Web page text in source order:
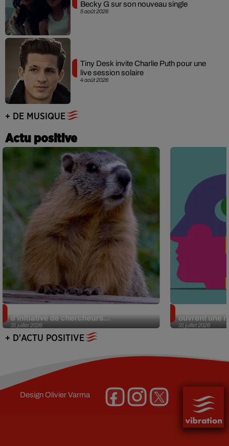
5 août 2026
Becky G sur son nouveau single
4 août 2026
Tiny Desk invite Charlie Puth pour une
live session solaire
+ DE MUSIQUE
Actu positive
31 juillet 2026
d’initiative de chercheurs...
31 juillet 2026
ouvrent une
+ D'ACTU POSITIVE
DesignOlivier Varma